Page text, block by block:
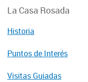
La Casa Rosada
Historia
Puntos de Interés
Visitas Guiadas